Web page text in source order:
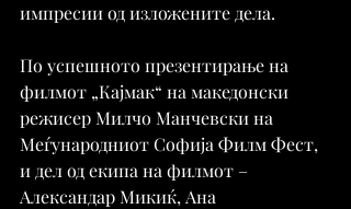
импресии од изложените дела.
По успешното презентирање на
филмот „Кајмак“ на македонски
режисер Милчо Манчевски на
Меѓународниот Софија Филм Фест,
и дел од екипа на филмот –
Александар Микиќ, Ана